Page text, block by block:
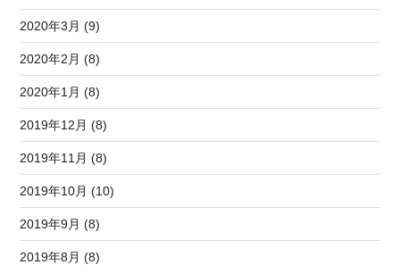
2020年3月 (9)
2020年2月 (8)
2020年1月 (8)
2019年12月 (8)
2019年11月 (8)
2019年10月 (10)
2019年9月 (8)
2019年8月 (8)